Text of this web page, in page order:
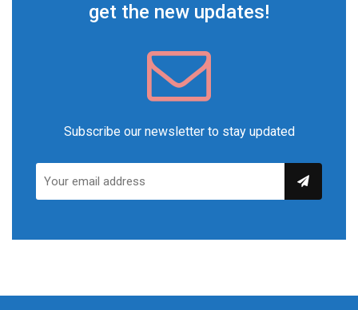
get the new updates!
Subscribe our newsletter to stay updated